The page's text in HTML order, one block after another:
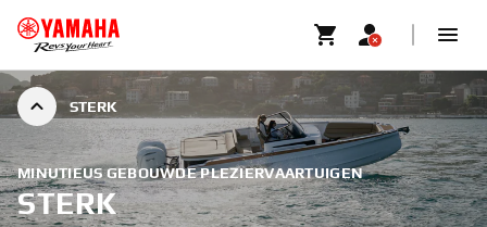
STERK
MINUTIEUS GEBOUWDE PLEZIERVAARTUIGEN
STERK